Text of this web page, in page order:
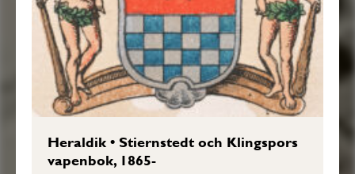
Heraldik•Stiernstedt och Klingspors
vapenbok, 1865-